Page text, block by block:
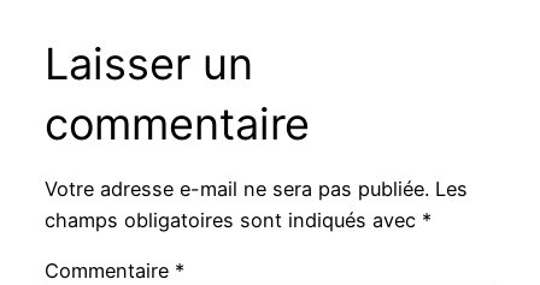
Laisser un
commentaire
Votre adresse e-mail ne sera pas publiée. Les
champs obligatoires sont indiqués avec *
Commentaire *